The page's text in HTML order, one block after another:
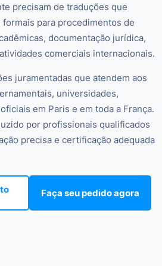
precisam de traduções que
para procedimentos de
documentação jurídica,
comerciais internacionais.
juramentadas que atendem aos
universidades,
em Paris e em toda a França.
por profissionais qualificados
precisa e certificação adequada
Faça seu pedido agora